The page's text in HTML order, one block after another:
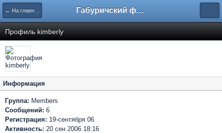
← На главную Габуричский форум
Профиль kimberly
Информация
Группа: Members
Сообщений: 6
Регистрация: 19-сентября 06
Активность: 20 сен 2006 18:16